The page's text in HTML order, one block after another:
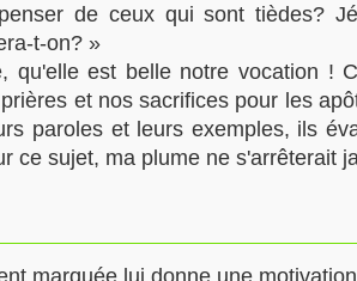
de ceux qui sont tièdes?
t-on? »
qu'elle est belle notre vocation !
et nos sacrifices pour les
paroles et leurs exemples, ils
ce sujet, ma plume ne s'arrêterait